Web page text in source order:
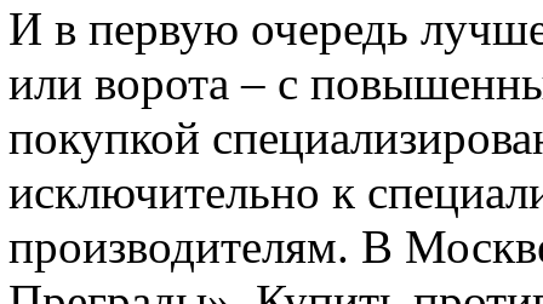
И в первую очередь
или ворота – с
покупкой
исключительно к
производителям. В